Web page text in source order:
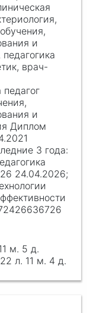
и
врач-
и
Диплом
24.04.2026;
м. 5 д.
22 л. 11 м. 4 д.